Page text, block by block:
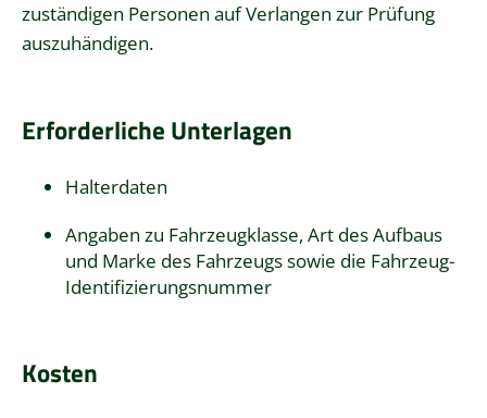
zuständigen Personen auf Verlangen zur Prüfung
auszuhändigen.
Erforderliche Unterlagen
Halterdaten
Angaben zu Fahrzeugklasse, Art des Aufbaus
und Marke des Fahrzeugs sowie die Fahrzeug-
Identifizierungsnummer
Kosten